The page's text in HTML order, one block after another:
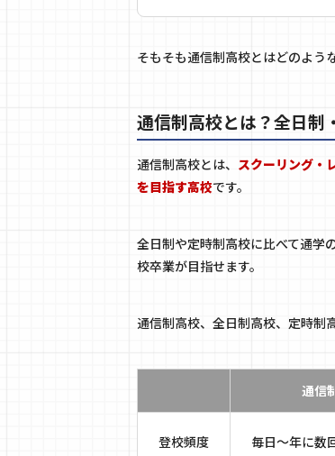
そもそも通信制高校とはどのよう
通信制高校とは？全日制
通信制高校とは、 スクーリング・
を目指す高校です。
全日制や定時制高校に比べて通学
校卒業が目指せます。
通信制高校、全日制高校、定時制
通信
登校頻度
毎日～年に数